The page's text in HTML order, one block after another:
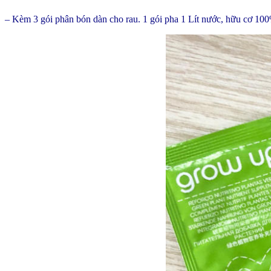
– Kèm 3 gói phân bón dàn cho rau. 1 gói pha 1 Lít nước, hữu cơ